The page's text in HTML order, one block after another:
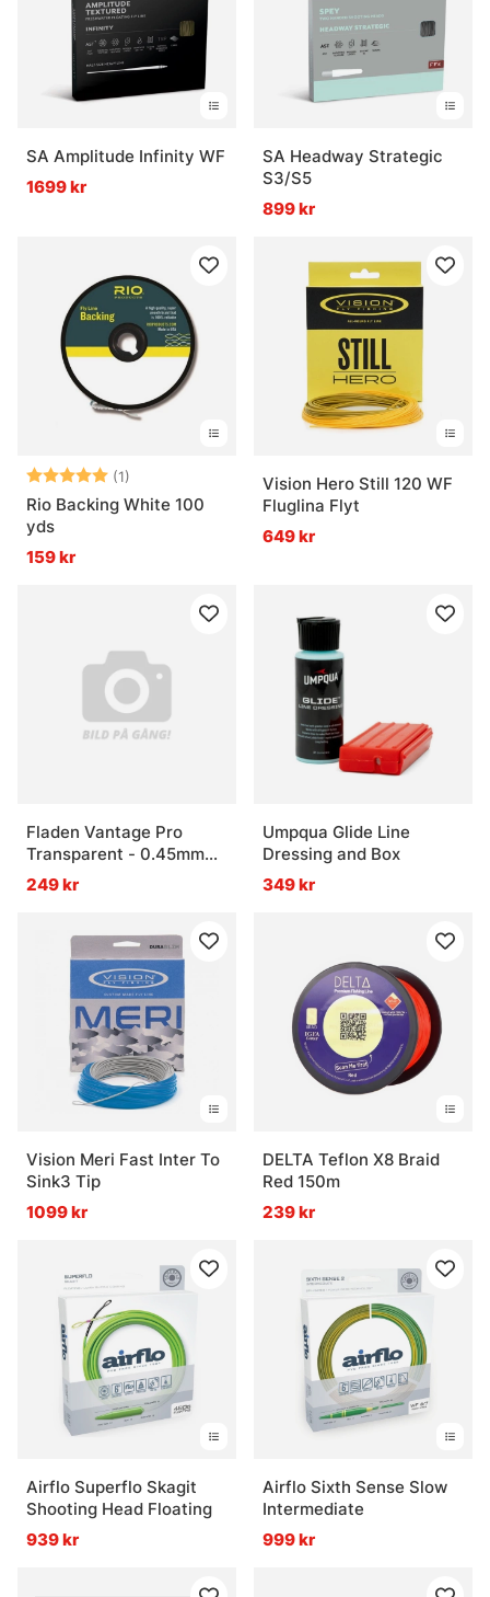
Vad är nylonlina?
Vad är fluorocarbon?
Vilken fiskelina passar bäst på min rulle?
SA Amplitude Infinity WF
1699 kr
SA Headway Strategic
S3/S5
899 kr
Betyg: (1)
5.0 utav 5 stjärnor
Rio Backing White 100
yds
159 kr
Vision Hero Still 120 WF
Fluglina Flyt
649 kr
Fladen Vantage Pro
Transparent - 0.45mm
23Lbs 5238m
249 kr
Umpqua Glide Line
Dressing and Box
349 kr
Vision Meri Fast Inter To
Sink3 Tip
1099 kr
DELTA Teflon X8 Braid
Red 150m
239 kr
Airflo Superflo Skagit
Shooting Head Floating
939 kr
Airflo Sixth Sense Slow
Intermediate
999 kr